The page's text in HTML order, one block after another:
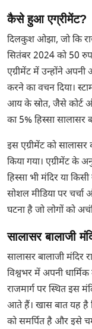
कैसे हुआ एग्रीमेंट?
दिलकुश ओझा, जो कि
सितंबर 2024 को 50
एग्रीमेंट में उन्होंने
करने का वचन दिया।
आय के स्रोत, जैसे कोर्ट
का 5% हिस्सा सालासर
इस एग्रीमेंट को सालासर
किया गया। एग्रीमेंट के
हिस्सा भी मंदिर या
सोशल मीडिया पर
घटना है जो लोगों को
सालासर बालाजी
सालासर बालाजी
विश्वभर में अपनी
राजमार्ग पर स्थित इस
आते हैं। खास बात यह है
को समर्पित है और इसे